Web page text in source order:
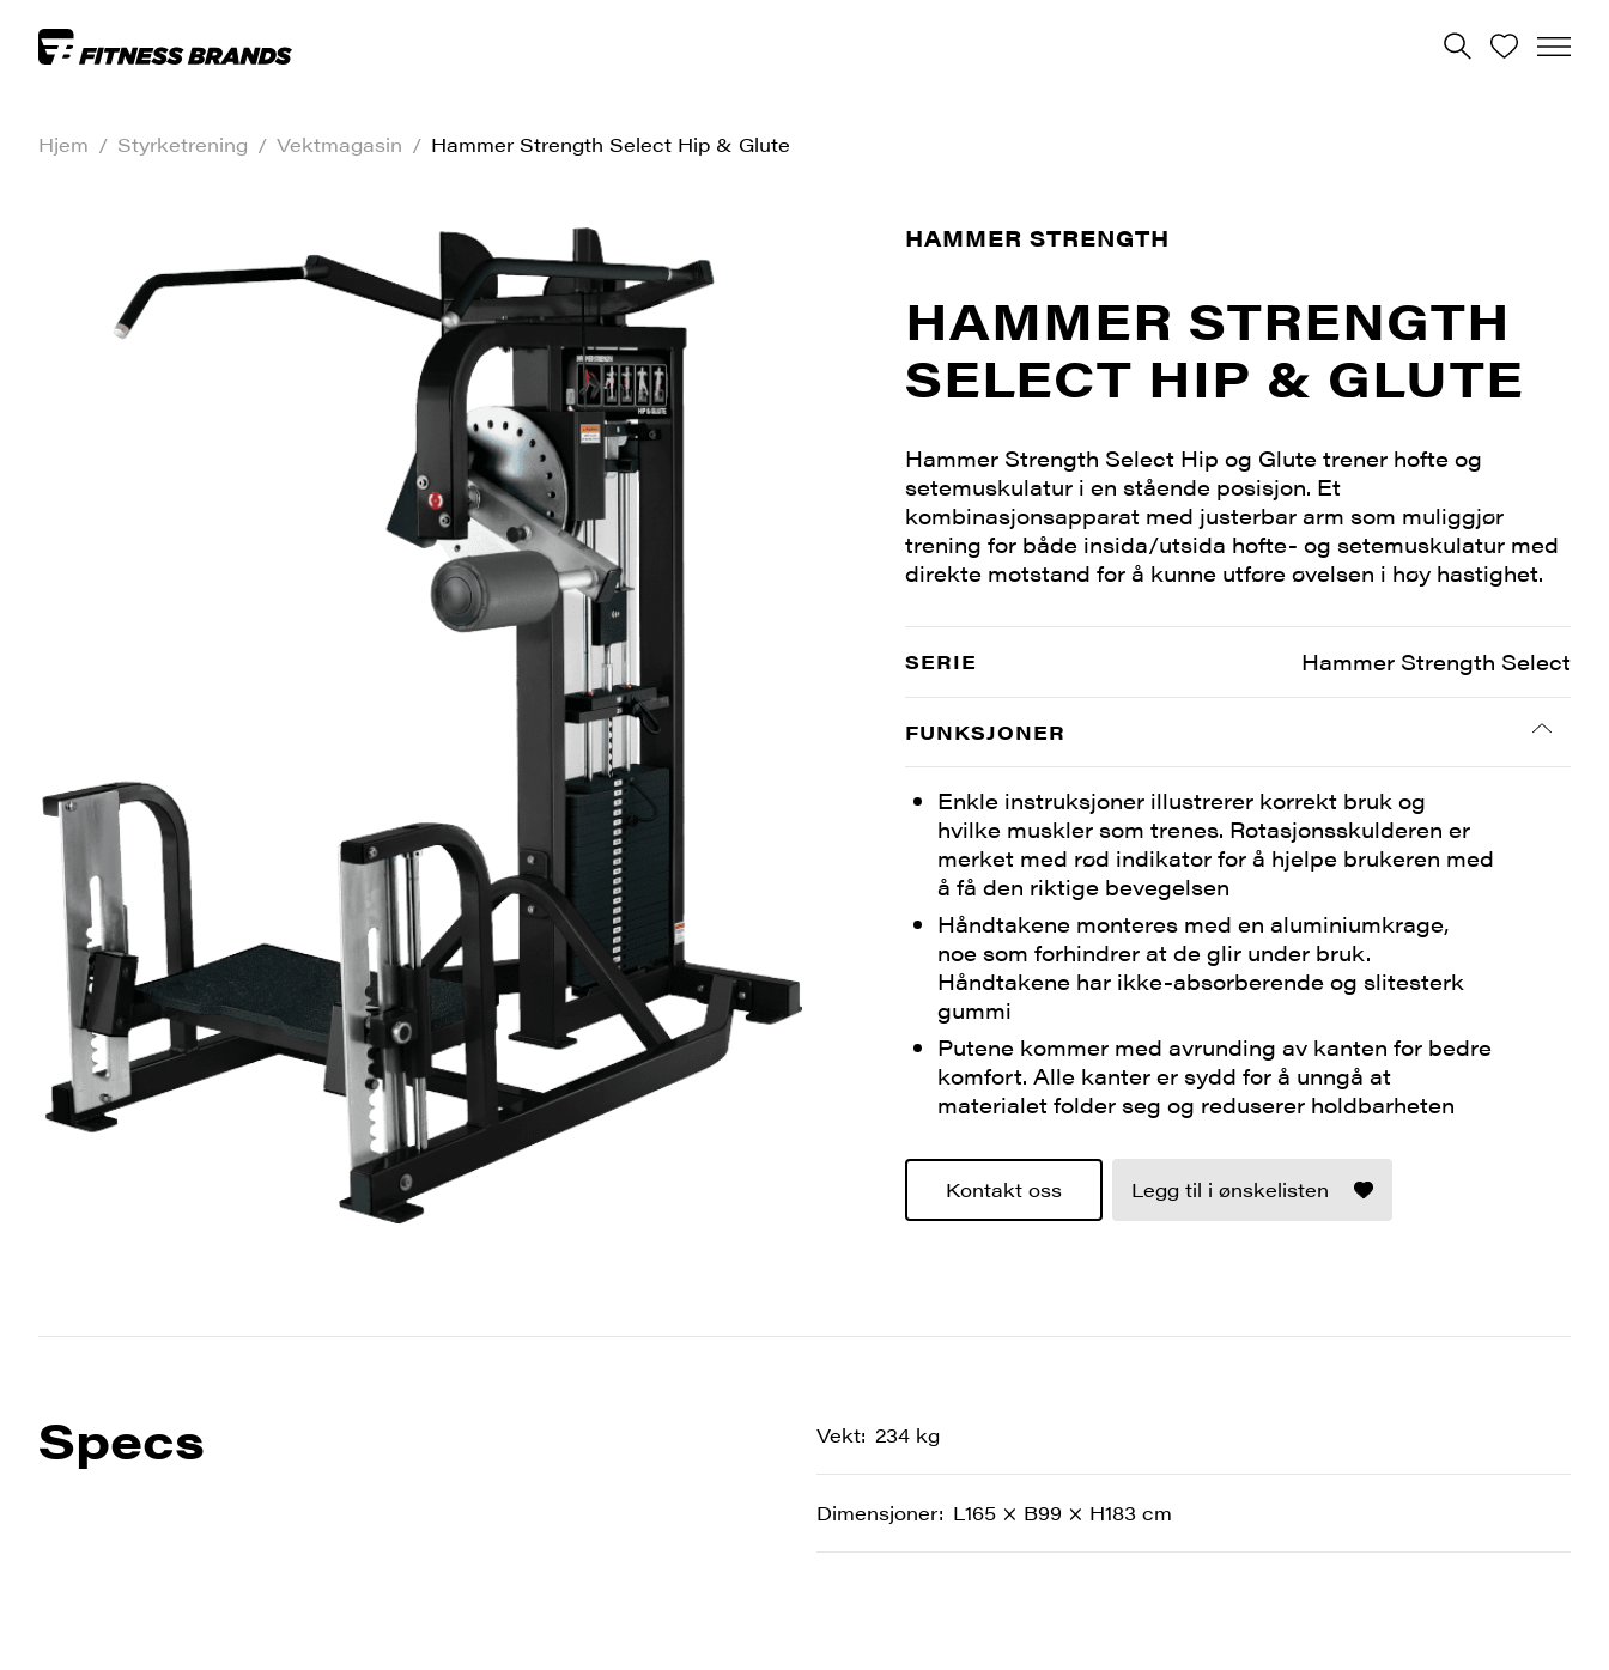
Hjem / Styrketrening / Vektmagasin / Hammer Strength Select Hip & Glute
HAMMER STRENGTH
HAMMER STRENGTH
SELECT HIP & GLUTE
Hammer Strength Select Hip og Glute trener hofte og
setemuskulatur i en stående posisjon. Et
kombinasjonsapparat med justerbar arm som muliggjør
trening for både insida/utsida hofte- og setemuskulatur med
direkte motstand for å kunne utføre øvelsen i høy hastighet.
SERIE Hammer Strength Select
FUNKSJONER
Enkle instruksjoner illustrerer korrekt bruk og
hvilke muskler som trenes. Rotasjonsskulderen er
merket med rød indikator for å hjelpe brukeren med
å få den riktige bevegelsen
Håndtakene monteres med en aluminiumkrage,
noe som forhindrer at de glir under bruk.
Håndtakene har ikke-absorberende og slitesterk
gummi
Putene kommer med avrunding av kanten for bedre
komfort. Alle kanter er sydd for å unngå at
materialet folder seg og reduserer holdbarheten
Kontakt oss Legg til i ønskelisten
Specs Vekt 234 kg
Dimensjoner L165 × B99 × H183 cm